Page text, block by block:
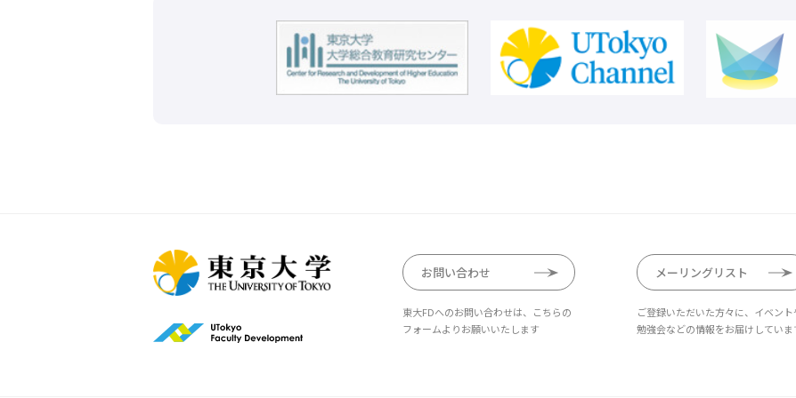
お問い合わせ
東大FDへのお問い合わせは、こちらの
フォームよりお願いいたします
メーリングリスト
ご登録いただいた方々に、イベント
勉強会などの情報をお届けしていま